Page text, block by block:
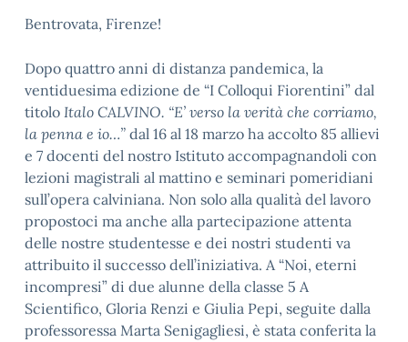
Bentrovata, Firenze!
Dopo quattro anni di distanza pandemica, la
ventiduesima edizione de “I Colloqui Fiorentini” dal
titolo Italo CALVINO. “E’ verso la verità che corriamo,
la penna e io…” dal 16 al 18 marzo ha accolto 85 allievi
e 7 docenti del nostro Istituto accompagnandoli con
lezioni magistrali al mattino e seminari pomeridiani
sull’opera calviniana. Non solo alla qualità del lavoro
propostoci ma anche alla partecipazione attenta
delle nostre studentesse e dei nostri studenti va
attribuito il successo dell’iniziativa. A “Noi, eterni
incompresi” di due alunne della classe 5 A
Scientifico, Gloria Renzi e Giulia Pepi, seguite dalla
professoressa Marta Senigagliesi, è stata conferita la